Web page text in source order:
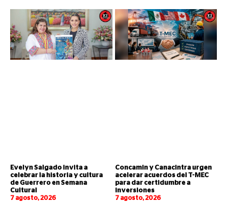
Evelyn Salgado invita a
celebrar la historia y cultura
de Guerrero en Semana
Cultural
7 agosto, 2026
Concamin y Canacintra urgen
acelerar acuerdos del T-MEC
para dar certidumbre a
inversiones
7 agosto, 2026